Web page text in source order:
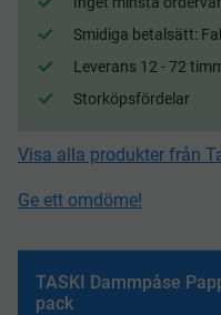
Smidiga betalsätt:
Leverans 12 - 72
Storköpsfördelar
Visa alla produkter från
Ge ett omdöme!
TASKI Dammpåse
pack